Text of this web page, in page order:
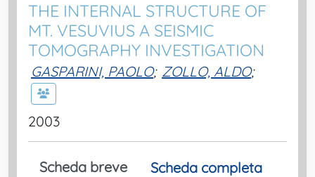
THE INTERNAL STRUCTURE OF
MT. VESUVIUS A SEISMIC
TOMOGRAPHY INVESTIGATION
GASPARINI, PAOLO; ZOLLO, ALDO;
2003
Scheda breve
Scheda completa